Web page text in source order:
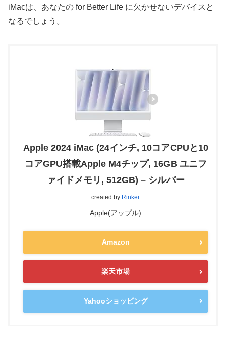
iMacは、あなたの for Better Life に欠かせないデバイスと
なるでしょう。
Apple 2024 iMac (24インチ, 10コアCPUと10
コアGPU搭載Apple M4チップ, 16GB ユニフ
ァイドメモリ, 512GB) – シルバー
created by Rinker
Apple(アップル)
Amazon
楽天市場
Yahooショッピング